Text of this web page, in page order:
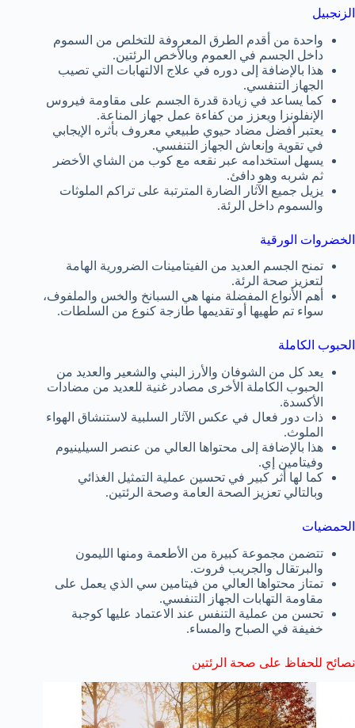
الزنجبيل
واحدة من أقدم الطرق المعروفة للتخلص من السموم
داخل الجسم في العموم وبالأخص الرئتين.
هذا بالإضافة إلى دوره في علاج الالتهابات التي تصيب
الجهاز التنفسي.
كما يساعد في زيادة قدرة الجسم على مقاومة فيروس
الإنفلونزا ويعزز من كفاءة عمل جهاز المناعة.
يعتبر أفضل مضاد حيوي طبيعي معروف بأثره الإيجابي
في تقوية وإنعاش الجهاز التنفسي.
يسهل استخدامه عبر نقعه مع كوب من الشاي الأخضر
ثم شربه وهو دافئ.
يزيل جميع الآثار الضارة المترتبة على تراكم الملوثات
والسموم داخل الرئة.
الخضروات الورقية
تمنح الجسم العديد من الفيتامينات الضرورية الهامة
لتعزيز صحة الرئة.
أهم الأنواع المفضلة منها هي السبانخ والخس والملفوف،
سواء تم طهيها أو تقديمها طازجة كنوع من السلطات.
الحبوب الكاملة
يعد كل من الشوفان والأرز البني والشعير والعديد من
الحبوب الكاملة الأخرى مصادر غنية للعديد من مضادات
الأكسدة.
ذات دور فعال في عكس الآثار السلبية لاستنشاق الهواء
الملوث.
هذا بالإضافة إلى محتواها العالي من عنصر السيلينيوم
وفيتامين إي.
كما لها أثر كبير في تحسين عملية التمثيل الغذائي
وبالتالي تعزيز الصحة العامة وصحة الرئتين.
الحمضيات
تتضمن مجموعة كبيرة من الأطعمة ومنها الليمون
والبرتقال والجريب فروت.
تمتاز محتواها العالي من فيتامين سي الذي يعمل على
مقاومة التهابات الجهاز التنفسي.
تحسن من عملية التنفس عند الاعتماد عليها كوجبة
خفيفة في الصباح والمساء.
نصائح للحفاظ على صحة الرئتين